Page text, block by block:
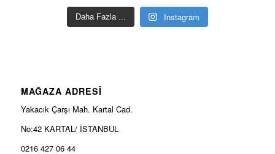
Daha Fazla ... Instagram
MAĞAZA ADRESİ
Yakacık Çarşı Mah. Kartal Cad.
No:42 KARTAL/ İSTANBUL
0216 427 06 44